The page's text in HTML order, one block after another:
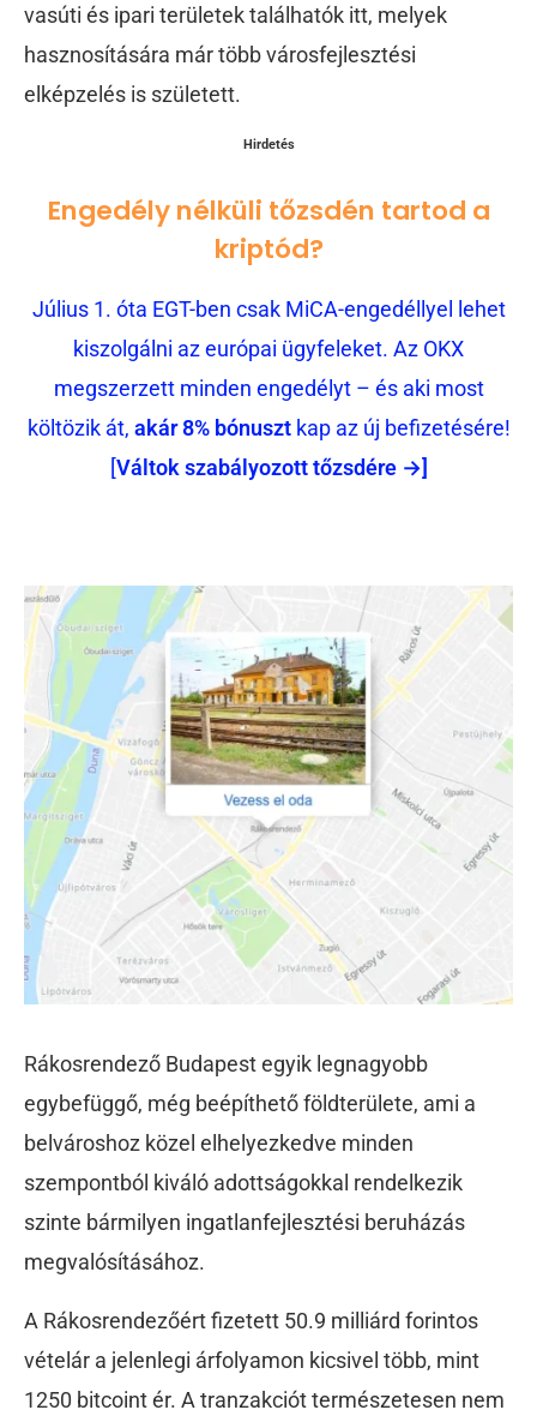
vasúti és ipari területek találhatók itt, melyek
hasznosítására már több városfejlesztési
elképzelés is született.
Hirdetés
Engedély nélküli tőzsdén tartod a
kriptód?
Július 1. óta EGT-ben csak MiCA-engedéllyel lehet
kiszolgálni az európai ügyfeleket. Az OKX
megszerzett minden engedélyt – és aki most
költözik át, akár 8% bónusztkap az új befizetésére!
[Váltok szabályozott tőzsdére →]
Rákosrendező Budapest egyik legnagyobb
egybefüggő, még beépíthető földterülete, ami a
belvároshoz közel elhelyezkedve minden
szempontból kiváló adottságokkal rendelkezik
szinte bármilyen ingatlanfejlesztési beruházás
megvalósításához.
A Rákosrendezőért fizetett 50.9 milliárd forintos
vételár a jelenlegi árfolyamon kicsivel több, mint
1250 bitcoint ér. A tranzakciót természetesen nem